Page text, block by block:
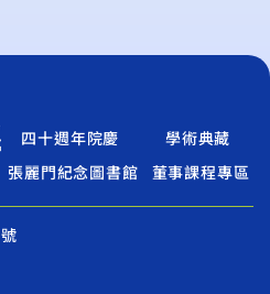
四十週年院慶
學術典藏
張麗門紀念圖書館
董事課程專區